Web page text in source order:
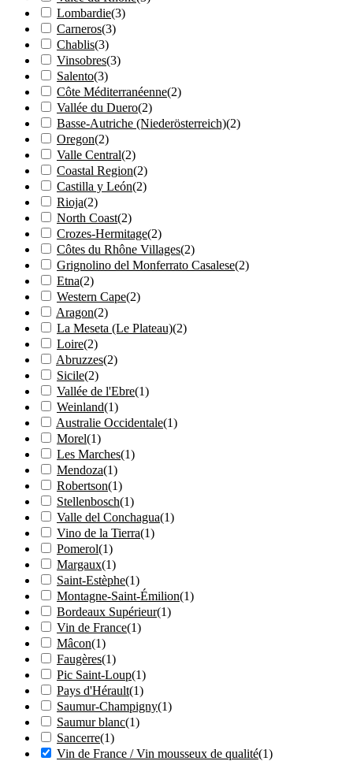
Lombardie(3)
Carneros(3)
Chablis(3)
Vinsobres(3)
Salento(3)
Côte Méditerranéenne(2)
Vallée du Duero(2)
Basse-Autriche (Niederösterreich)(2)
Oregon(2)
Valle Central(2)
Coastal Region(2)
Castilla y León(2)
Rioja(2)
North Coast(2)
Crozes-Hermitage(2)
Côtes du Rhône Villages(2)
Grignolino del Monferrato Casalese(2)
Etna(2)
Western Cape(2)
Aragon(2)
La Meseta (Le Plateau)(2)
Loire(2)
Abruzzes(2)
Sicile(2)
Vallée de l'Ebre(1)
Weinland(1)
Australie Occidentale(1)
Morel(1)
Les Marches(1)
Mendoza(1)
Robertson(1)
Stellenbosch(1)
Valle del Conchagua(1)
Vino de la Tierra(1)
Pomerol(1)
Margaux(1)
Saint-Estèphe(1)
Montagne-Saint-Émilion(1)
Bordeaux Supérieur(1)
Vin de France(1)
Mâcon(1)
Faugères(1)
Pic Saint-Loup(1)
Pays d'Hérault(1)
Saumur-Champigny(1)
Saumur blanc(1)
Sancerre(1)
Vin de France / Vin mousseux de qualité(1)